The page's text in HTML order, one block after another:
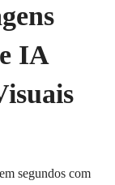
IA
segundos com